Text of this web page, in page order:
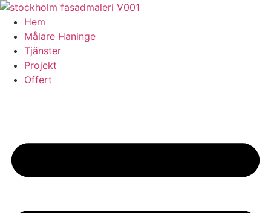
Skip
content
Hem
Målare Haninge
Tjänster
Projekt
Offert